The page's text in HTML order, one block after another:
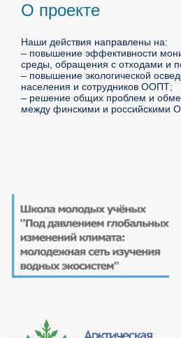
О проекте
Наши действия направлены на:
– повышение эффективности
среды, обращения с отходами и
– повышение экологической
населения и сотрудников ООПТ;
– решение общих проблем и
между финскими и российскими